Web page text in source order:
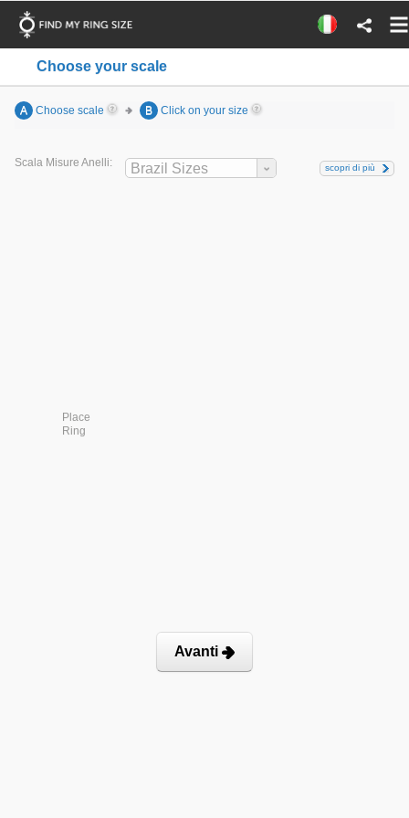
Choose your scale
A Choose scale B Click on your size
Scala Misure Anelli: Brazil Sizes scopri di più
Place
Ring
Avanti